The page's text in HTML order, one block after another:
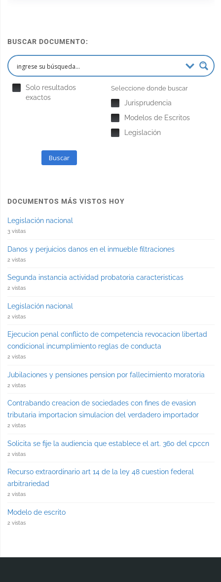
BUSCAR DOCUMENTO:
Solo resultados
exactos
Seleccione donde buscar
Jurisprudencia
Modelos de Escritos
Legislación
Buscar
DOCUMENTOS MÁS VISTOS HOY
Legislación nacional
3 vistas
Danos y perjuicios danos en el inmueble filtraciones
2 vistas
Segunda instancia actividad probatoria caracteristicas
2 vistas
Legislación nacional
2 vistas
Ejecucion penal conflicto de competencia revocacion libertad
condicional incumplimiento reglas de conducta
2 vistas
Jubilaciones y pensiones pension por fallecimiento moratoria
2 vistas
Contrabando creacion de sociedades con fines de evasion
tributaria importacion simulacion del verdadero importador
2 vistas
Solicita se fije la audiencia que establece el art. 360 del cpccn
2 vistas
Recurso extraordinario art 14 de la ley 48 cuestion federal
arbitrariedad
2 vistas
Modelo de escrito
2 vistas